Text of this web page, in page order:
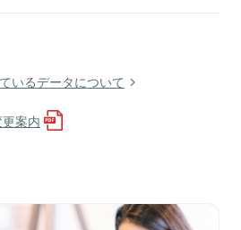
いるデータについて
案内